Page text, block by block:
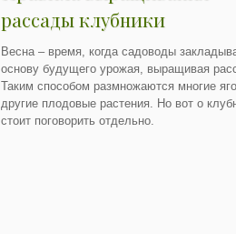
рассады клубники
Весна – время, когда садоводы
основу будущего урожая, выращивая
Таким способом размножаются многие
другие плодовые растения. Но вот о
стоит поговорить отдельно.